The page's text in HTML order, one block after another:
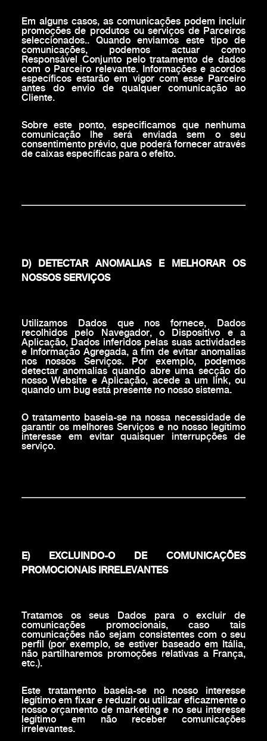
Em alguns casos, as comunicações podem incluir
promoções de produtos ou serviços de Parceiros
seleccionados.. Quando enviamos este tipo de
comunicações, podemos actuar como
Responsável Conjunto pelo tratamento de dados
com o Parceiro relevante. Informações e acordos
específicos estarão em vigor com esse Parceiro
antes do envio de qualquer comunicação ao
Cliente.
Sobre este ponto, especificamos que nenhuma
comunicação lhe será enviada sem o seu
consentimento prévio, que poderá fornecer através
de caixas específicas para o efeito.
D) DETECTAR ANOMALIAS E MELHORAR OS
NOSSOS SERVIÇOS
Utilizamos Dados que nos fornece, Dados
recolhidos pelo Navegador, o Dispositivo e a
Aplicação, Dados inferidos pelas suas actividades
e Informação Agregada, a fim de evitar anomalias
nos nossos Serviços. Por exemplo, podemos
detectar anomalias quando abre uma secção do
nosso Website e Aplicação, acede a um link, ou
quando um bug está presente no nosso sistema.
O tratamento baseia-se na nossa necessidade de
garantir os melhores Serviços e no nosso legítimo
interesse em evitar quaisquer interrupções de
serviço.
E) EXCLUINDO-O DE COMUNICAÇÕES
PROMOCIONAIS IRRELEVANTES
Tratamos os seus Dados para o excluir de
comunicações promocionais, caso tais
comunicações não sejam consistentes com o seu
perfil (por exemplo, se estiver baseado em Itália,
não partilharemos promoções relativas a França,
etc.).
Este tratamento baseia-se no nosso interesse
legítimo em fixar e reduzir ou utilizar eficazmente o
nosso orçamento de marketing e no seu interesse
legítimo em não receber comunicações
irrelevantes.